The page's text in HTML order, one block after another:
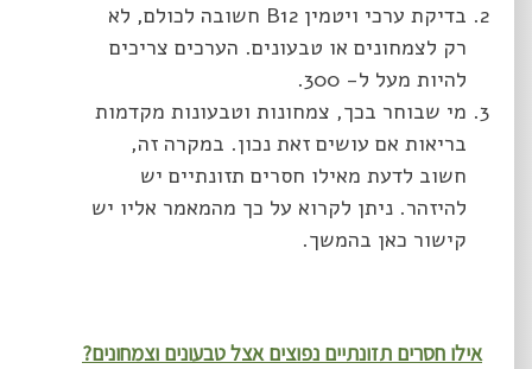
בדיקת ערכי ויטמין B12 חשובה לכולם, לא
רק לצמחונים או טבעונים. הערכים צריכים
להיות מעל ל- 300.
מי שבוחר בכך, צמחונות וטבעונות מקדמות
בריאות אם עושים זאת נכון. במקרה זה,
חשוב לדעת מאילו חסרים תזונתיים יש
להיזהר. ניתן לקרוא על כך מהמאמר אליו יש
קישור כאן בהמשך.
אילו חסרים תזונתיים נפוצים אצל טבעונים וצמחונים?